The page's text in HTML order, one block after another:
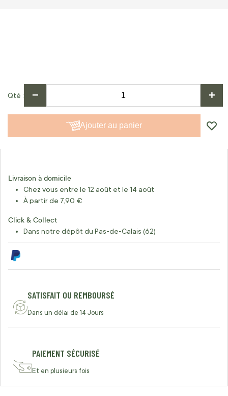
Qté − +
Ajouter au panier
Livraison à domicile
Chez vous entre le 12 août et le 14 août
À partir de 7,90 €
Click & Collect
Dans notre dépôt du Pas-de-Calais (62)
SATISFAIT OU REMBOURSÉ
Dans un délai de 14 Jours
PAIEMENT SÉCURISÉ
Et en plusieurs fois